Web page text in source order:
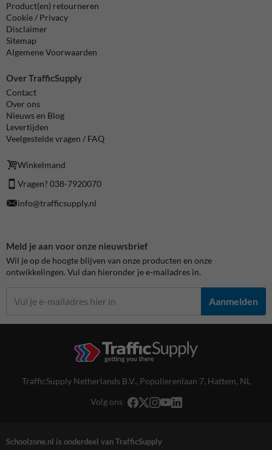
Product(en) retourneren
Cookie / Privacy
Disclaimer
Sitemap
Algemene Voorwaarden
Over TrafficSupply
Contact
Over ons
Nieuws en Blog
Levertijden
Veelgestelde vragen / FAQ
Winkelmand
Vragen? 038-7920070
info@trafficsupply.nl
Meld je aan voor onze nieuwsbrief
Wil je op de hoogte blijven van onze producten en onze
ontwikkelingen. Vul dan hieronder je e-mailadres in.
Aanmelden
TrafficSupply Netherlands B.V., Populierenlaan 7, Hattem, NL
Volg ons
Schoolzone.nl is onderdeel van TrafficSupply